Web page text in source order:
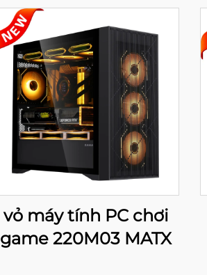
vỏ máy tính PC chơi
game 220M03 MATX